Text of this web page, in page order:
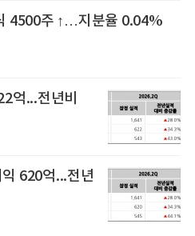
송기복 상무, SUN&L 주식 4500주 ↑…지분율 0.04%
억...전년비
620억...전년